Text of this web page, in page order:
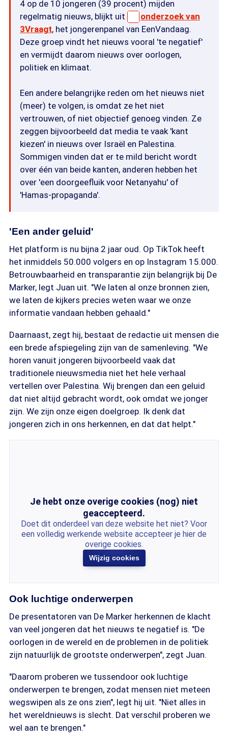
4 op de 10 jongeren (39 procent) mijden
regelmatig nieuws, blijkt uit
onderzoek van
3Vraagt, het jongerenpanel van EenVandaag.
Deze groep vindt het nieuws vooral 'te negatief'
en vermijdt daarom nieuws over oorlogen,
politiek en klimaat.
Een andere belangrijke reden om het nieuws niet
(meer) te volgen, is omdat ze het niet
vertrouwen, of niet objectief genoeg vinden. Ze
zeggen bijvoorbeeld dat media te vaak 'kant
kiezen' in nieuws over Israël en Palestina.
Sommigen vinden dat er te mild bericht wordt
over één van beide kanten, anderen hebben het
over 'een doorgeefluik voor Netanyahu' of
'Hamas-propaganda'.
'Een ander geluid'
Het platform is nu bijna 2 jaar oud. Op TikTok heeft
het inmiddels 50.000 volgers en op Instagram 15.000.
Betrouwbaarheid en transparantie zijn belangrijk bij De
Marker, legt Juan uit. "We laten al onze bronnen zien,
we laten de kijkers precies weten waar we onze
informatie vandaan hebben gehaald."
Daarnaast, zegt hij, bestaat de redactie uit mensen die
een brede afspiegeling zijn van de samenleving. "We
horen vanuit jongeren bijvoorbeeld vaak dat
traditionele nieuwsmedia niet het hele verhaal
vertellen over Palestina. Wij brengen dan een geluid
dat niet altijd gebracht wordt, ook omdat we jonger
zijn. We zijn onze eigen doelgroep. Ik denk dat
jongeren zich in ons herkennen, en dat dat helpt."
Je hebt onze overige cookies (nog) niet
geaccepteerd.
Doet dit onderdeel van deze website het niet? Voor
een volledig werkende website accepteer je hier de
overige cookies.
Wijzig cookies
Ook luchtige onderwerpen
De presentatoren van De Marker herkennen de klacht
van veel jongeren dat het nieuws te negatief is. "De
oorlogen in de wereld en de problemen in de politiek
zijn natuurlijk de grootste onderwerpen", zegt Juan.
"Daarom proberen we tussendoor ook luchtige
onderwerpen te brengen, zodat mensen niet meteen
wegswipen als ze ons zien", legt hij uit. "Niet alles in
het wereldnieuws is slecht. Dat verschil proberen we
wel aan te brengen."